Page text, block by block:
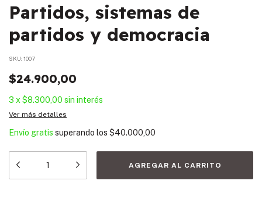
Partidos, sistemas de
partidos y democracia
SKU: 1007
$24.900,00
3 x $8.300,00 sin interés
Ver más detalles
Envío gratis superando los $40.000,00